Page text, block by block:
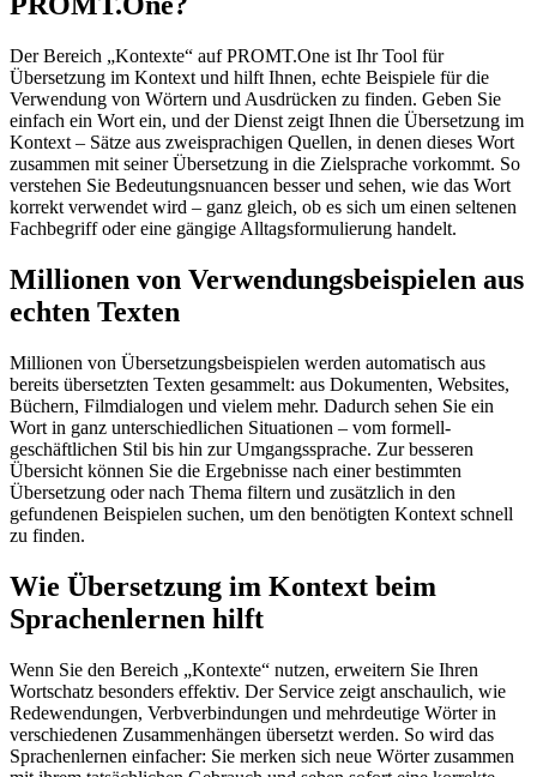
Der Bereich „Kontexte“ auf PROMT.One ist Ihr Tool für
Übersetzung im Kontext und hilft Ihnen, echte Beispiele für die
Verwendung von Wörtern und Ausdrücken zu finden. Geben Sie
einfach ein Wort ein, und der Dienst zeigt Ihnen die Übersetzung im
Kontext – Sätze aus zweisprachigen Quellen, in denen dieses Wort
zusammen mit seiner Übersetzung in die Zielsprache vorkommt. So
verstehen Sie Bedeutungsnuancen besser und sehen, wie das Wort
korrekt verwendet wird – ganz gleich, ob es sich um einen seltenen
Fachbegriff oder eine gängige Alltagsformulierung handelt.
Millionen von Verwendungsbeispielen aus
echten Texten
Millionen von Übersetzungsbeispielen werden automatisch aus
bereits übersetzten Texten gesammelt: aus Dokumenten, Websites,
Büchern, Filmdialogen und vielem mehr. Dadurch sehen Sie ein
Wort in ganz unterschiedlichen Situationen – vom formell-
geschäftlichen Stil bis hin zur Umgangssprache. Zur besseren
Übersicht können Sie die Ergebnisse nach einer bestimmten
Übersetzung oder nach Thema filtern und zusätzlich in den
gefundenen Beispielen suchen, um den benötigten Kontext schnell
zu finden.
Wie Übersetzung im Kontext beim
Sprachenlernen hilft
Wenn Sie den Bereich „Kontexte“ nutzen, erweitern Sie Ihren
Wortschatz besonders effektiv. Der Service zeigt anschaulich, wie
Redewendungen, Verbverbindungen und mehrdeutige Wörter in
verschiedenen Zusammenhängen übersetzt werden. So wird das
Sprachenlernen einfacher: Sie merken sich neue Wörter zusammen